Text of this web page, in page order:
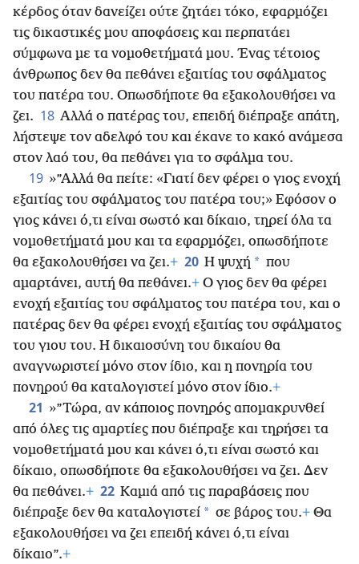
κέρδος όταν δανείζει ούτε ζητάει τόκο, εφαρμόζει
τις δικαστικές μου αποφάσεις και περπατάει
σύμφωνα με τα νομοθετήματά μου. Ένας τέτοιος
άνθρωπος δεν θα πεθάνει εξαιτίας του σφάλματος
του πατέρα του. Οπωσδήποτε θα εξακολουθήσει να
ζει. 18 Αλλά ο πατέρας του, επειδή διέπραξε απάτη,
λήστεψε τον αδελφό του και έκανε το κακό ανάμεσα
στον λαό του, θα πεθάνει για το σφάλμα του.
19 »”Αλλά θα πείτε: «Γιατί δεν φέρει ο γιος ενοχή
εξαιτίας του σφάλματος του πατέρα του;» Εφόσον ο
γιος κάνει ό,τι είναι σωστό και δίκαιο, τηρεί όλα τα
νομοθετήματά μου και τα εφαρμόζει, οπωσδήποτε
θα εξακολουθήσει να ζει.+ 20 Η ψυχή * που
αμαρτάνει, αυτή θα πεθάνει.+ Ο γιος δεν θα φέρει
ενοχή εξαιτίας του σφάλματος του πατέρα του, και ο
πατέρας δεν θα φέρει ενοχή εξαιτίας του σφάλματος
του γιου του. Η δικαιοσύνη του δικαίου θα
αναγνωριστεί μόνο στον ίδιο, και η πονηρία του
πονηρού θα καταλογιστεί μόνο στον ίδιο.+
21 »”Τώρα, αν κάποιος πονηρός απομακρυνθεί
από όλες τις αμαρτίες που διέπραξε και τηρήσει τα
νομοθετήματά μου και κάνει ό,τι είναι σωστό και
δίκαιο, οπωσδήποτε θα εξακολουθήσει να ζει. Δεν
θα πεθάνει.+ 22 Καμιά από τις παραβάσεις που
διέπραξε δεν θα καταλογιστεί * σε βάρος του.+ Θα
εξακολουθήσει να ζει επειδή κάνει ό,τι είναι
δίκαιο”.+